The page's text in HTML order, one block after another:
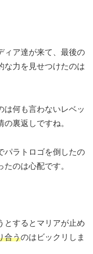
ィア達が来て、最後の
な力を見せつけたのは
は何も言わないレベッ
裏返しですね。
パラトロゴを倒したの
のは心配です。
とするとマリアが止め
合うのはビックリしま